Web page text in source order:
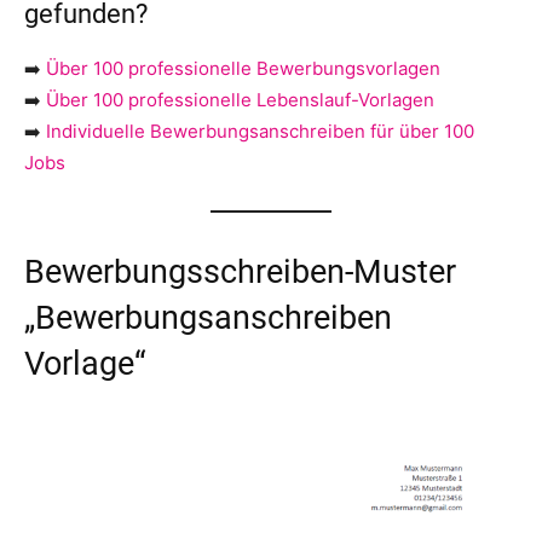
gefunden?
➡️ Über 100 professionelle Bewerbungsvorlagen
➡️ Über 100 professionelle Lebenslauf-Vorlagen
➡️ Individuelle Bewerbungsanschreiben für über 100
Jobs
Bewerbungsschreiben-Muster
„Bewerbungsanschreiben
Vorlage“